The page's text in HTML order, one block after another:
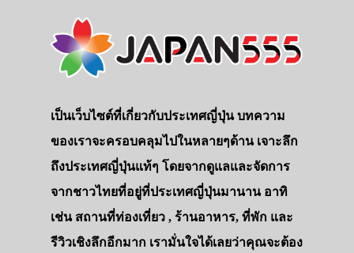
เป็นเว็บไซต์ที่เกี่ยวกับประเทศญี่ปุ่น บทความ
ของเราจะครอบคลุมไปในหลายๆด้าน เจาะลึก
ถึงประเทศญี่ปุ่นแท้ๆ โดยจากดูแลและจัดการ
จากชาวไทยที่อยู่ที่ประเทศญี่ปุ่นมานาน อาทิ
เช่น สถานที่ท่องเที่ยว , ร้านอาหาร, ที่พัก และ
รีวิวเชิงลึกอีกมาก เรามั่นใจได้เลยว่าคุณจะต้อง